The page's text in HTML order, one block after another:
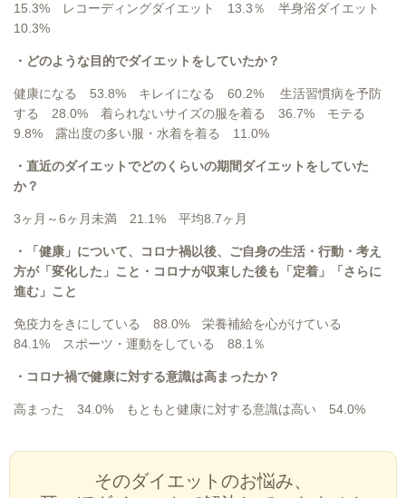
15.3% レコーディングダイエット 13.3％ 半身浴ダイエット
10.3%
・どのような目的でダイエットをしていたか？
健康になる 53.8% キレイになる 60.2% 生活習慣病を予防
する 28.0% 着られないサイズの服を着る 36.7% モテる
9.8% 露出度の多い服・水着を着る 11.0%
・直近のダイエットでどのくらいの期間ダイエットをしていた
か？
3ヶ月～6ヶ月未満 21.1% 平均8.7ヶ月
・「健康」について、コロナ禍以後、ご自身の生活・行動・考え
方が「変化した」こと・コロナが収束した後も「定着」「さらに
進む」こと
免疫力をきにしている 88.0% 栄養補給を心がけている
84.1% スポーツ・運動をしている 88.1％
・コロナ禍で健康に対する意識は高まったか？
高まった 34.0% もともと健康に対する意識は高い 54.0%
そのダイエットのお悩み、